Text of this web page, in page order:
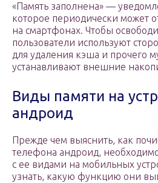
«Память заполнена» —
которое периодически может
на смартфонах. Чтобы
пользователи используют
для удаления кэша и прочего
устанавливают внешние
Виды памяти на
андроид
Прежде чем выяснить, как
телефона андроид,
с ее видами на мобильных
узнать, какую функцию они